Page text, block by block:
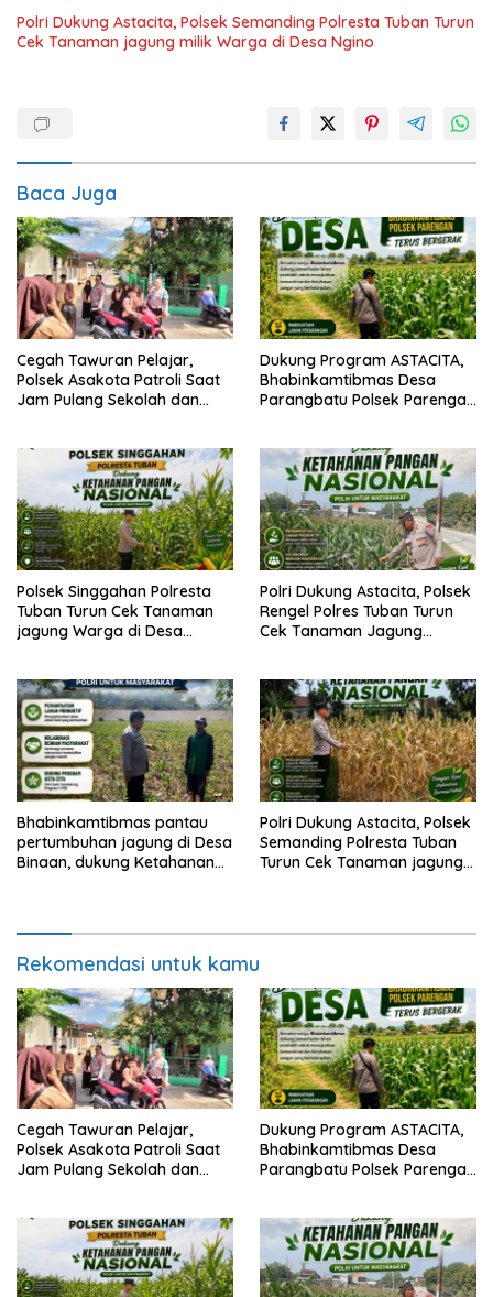
Polri Dukung Astacita, Polsek Semanding Polresta Tuban Turun
Cek Tanaman jagung milik Warga di Desa Ngino
Baca Juga
Cegah Tawuran Pelajar,
Polsek Asakota Patroli Saat
Jam Pulang Sekolah dan
Dukung Program ASTACITA,
Bhabinkamtibmas Desa
Parangbatu Polsek Parengan
Di Desa Parangbatu Kec.
Parengan
Polsek Singgahan Polresta
Tuban Turun Cek Tanaman
jagung Warga di Desa
Polri Dukung Astacita, Polsek
Rengel Polres Tuban Turun
Cek Tanaman Jagung
Bhabinkamtibmas pantau
pertumbuhan jagung di Desa
Binaan, dukung Ketahanan
Polri Dukung Astacita, Polsek
Semanding Polresta Tuban
Turun Cek Tanaman jagung
Rekomendasi untuk kamu
Cegah Tawuran Pelajar,
Polsek Asakota Patroli Saat
Jam Pulang Sekolah dan
Dukung Program ASTACITA,
Bhabinkamtibmas Desa
Parangbatu Polsek Parengan
Di Desa Parangbatu Kec.
Parengan